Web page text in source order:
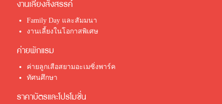
งานเลี้ยงสังสรรค์
Family Day และสัมมนา
งานเลี้ยงในโอกาสพิเศษ
ค่ายพักแรม
ค่ายลูกเสือสยามอะเมซิ่งพาร์ค
ทัศนศึกษา
ราคาบัตรและโปรโมชั่น